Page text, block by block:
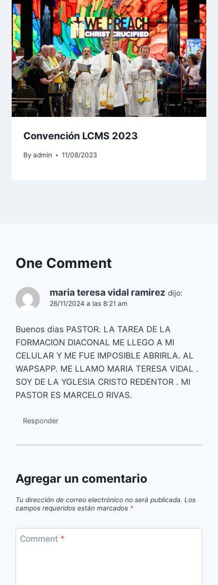
Convención LCMS 2023
By admin 11/08/2023
One Comment
maria teresa vidal ramirez dijo:
26/11/2024 a las 8:21 am
Buenos dias PASTOR. LA TAREA DE LA
FORMACION DIACONAL ME LLEGO A MI
CELULAR Y ME FUE IMPOSIBLE ABRIRLA. AL
WAPSAPP. ME LLAMO MARIA TERESA VIDAL .
SOY DE LA YGLESIA CRISTO REDENTOR . MI
PASTOR ES MARCELO RIVAS.
Responder
Agregar un comentario
Tu dirección de correo electrónico no será publicada. Los
campos requeridos están marcados *
Comment *